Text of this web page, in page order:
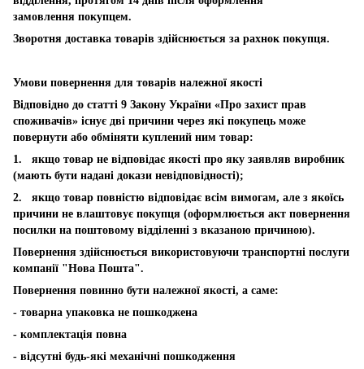
замовлення покупцем.
Зворотня доставка товарів здійснюється за рахнок покупця.
Умови повернення для товарів належної якості
Відповідно до статті 9 Закону України «Про захист прав
споживачів» існує дві причини через які покупець може
повернути або обміняти куплений ним товар:
1. якщо товар не відповідає якості про яку заявляв виробник
(мають бути надані докази невідповідності);
2. якщо товар повністю відповідає всім вимогам, але з якоїсь
причини не влаштовує покупця (оформлюється акт повернення
посилки на поштовому відділенні з вказаною причиною).
Повернення здійснюється використовуючи транспортні послуги
компанії "Нова Пошта".
Повернення повинно бути належної якості, а саме:
- товарна упаковка не пошкоджена
- комплектація повна
- відсутні будь-які механічні пошкодження